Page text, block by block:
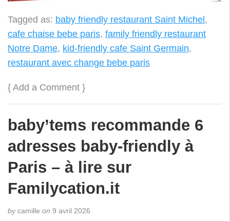
Tagged as: baby friendly restaurant Saint Michel,
cafe chaise bebe paris, family friendly restaurant
Notre Dame, kid-friendly cafe Saint Germain,
restaurant avec change bebe paris
{ Add a Comment }
baby’tems recommande 6
adresses baby-friendly à
Paris – à lire sur
Familycation.it
bycamille on 9 avril 2026